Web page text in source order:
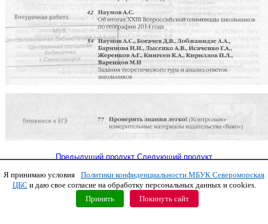
Предыдущий продукт Следующий продукт
Copyright © 2011 МБУК СЦБС
Я принимаю условия
Политики конфиденциальности МБУК Североморская
ЦБС и даю свое согласие на обработку персональных данных и cookies.
Принять
Покинуть сайт